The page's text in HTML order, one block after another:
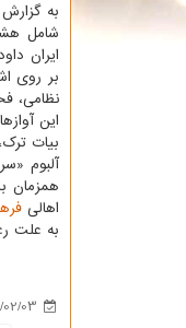
به
شامل
ایران
بر روی
نظامی،
این
بیات
همزمان
اهالی
به علت
02/03